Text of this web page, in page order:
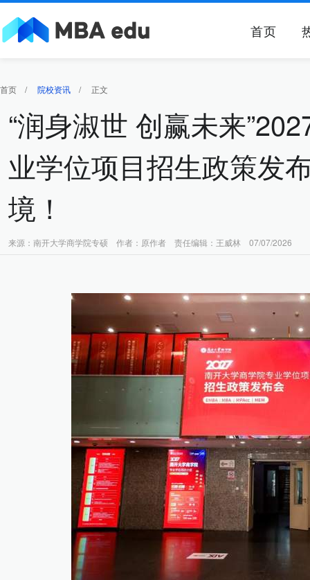
首页
首页 / 院校资讯 / 正文
“润身淑世 创赢未来
业学位项目招生政策发
境！
来源：南开大学商学院专硕 作者：原作者 责任编辑：王威林 07/07/2026